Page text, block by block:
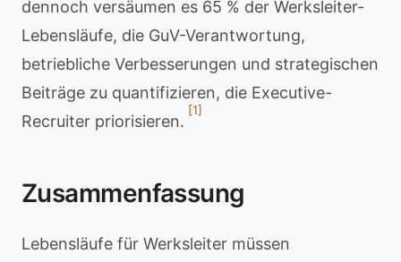
dennoch versäumen es 65 % der Werksleiter-
Lebensläufe, die GuV-Verantwortung,
betriebliche Verbesserungen und strategischen
Beiträge zu quantifizieren, die Executive-
Recruiter priorisieren.
[1]
Zusammenfassung
Lebensläufe für Werksleiter müssen